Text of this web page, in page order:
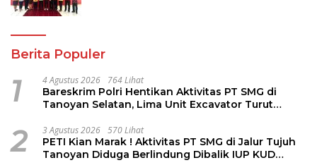
Berita Populer
1 4 Agustus 2026 764 Lihat
Bareskrim Polri Hentikan Aktivitas PT SMG di
Tanoyan Selatan, Lima Unit Excavator Turut
2 3 Agustus 2026 570 Lihat
PETI Kian Marak ! Aktivitas PT SMG di Jalur Tujuh
Tanoyan Diduga Berlindung Dibalik IUP KUD